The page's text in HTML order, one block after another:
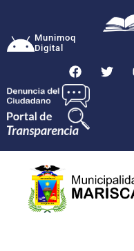
Munimoq
Digital